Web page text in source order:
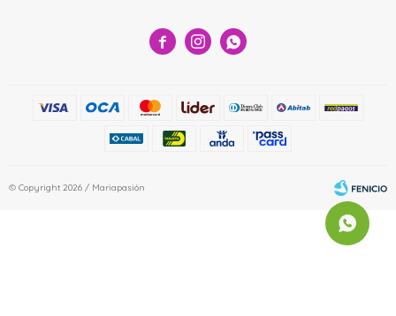
  
© Copyright 2026 / Mariapasión